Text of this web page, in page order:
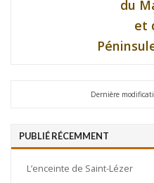
du
et
Dernière
PUBLIÉ RÉCEMMENT
L’enceinte de Saint-Lézer